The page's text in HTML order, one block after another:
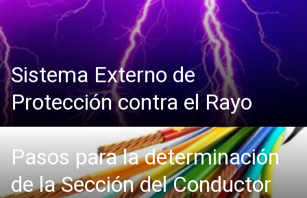
Sistema Externo de
Protección contra el Rayo
Pasos para la determinación
de la Sección del Conductor